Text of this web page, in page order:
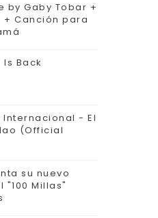
by Gaby Tobar +
Canción para
Is Back
Internacional - El
(Official
su nuevo
"100 Millas"